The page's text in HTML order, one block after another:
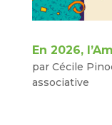
En 2026,
par Cécile
associative